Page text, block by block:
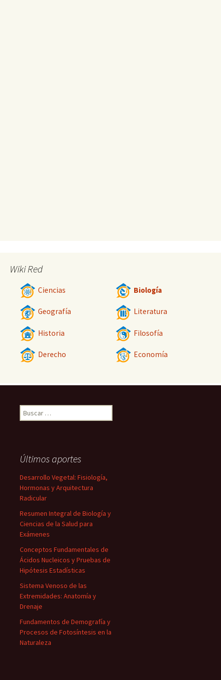
Wiki Red
Ciencias Biología
Geografía Literatura
Historia Filosofía
Derecho Economía
Buscar:
Últimos aportes
Desarrollo Vegetal: Fisiología,
Hormonas y Arquitectura
Radicular
Resumen Integral de Biología y
Ciencias de la Salud para
Exámenes
Conceptos Fundamentales de
Ácidos Nucleicos y Pruebas de
Hipótesis Estadísticas
Sistema Venoso de las
Extremidades: Anatomía y
Drenaje
Fundamentos de Demografía y
Procesos de Fotosíntesis en la
Naturaleza